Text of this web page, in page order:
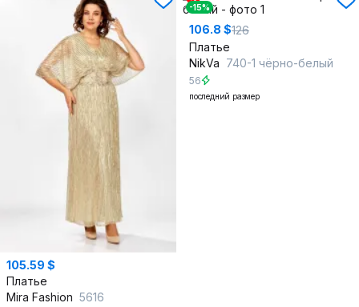
105.59 $
Платье
Mira Fashion 5616
-15%
106.8 $126
Платье
NikVa 740-1 чёрно-белый
56
последний размер